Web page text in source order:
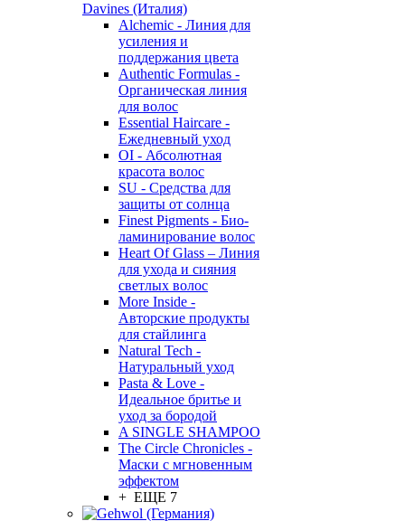
Davines (Италия)
Alchemic - Линия для
усиления и
поддержания цвета
Authentic Formulas -
Органическая линия
для волос
Essential Haircare -
Eжедневный уход
OI - Абсолютная
красота волос
SU - Средства для
защиты от солнца
Finest Pigments - Био-
ламинирование волос
Heart Of Glass – Линия
для ухода и сияния
светлых волос
More Inside -
Авторские продукты
для стайлинга
Natural Tech -
Натуральный уход
Pasta & Love -
Идеальное бритье и
уход за бородой
A SINGLE SHAMPOO
The Circle Chronicles -
Маски с мгновенным
эффектом
+ ЕЩЕ 7